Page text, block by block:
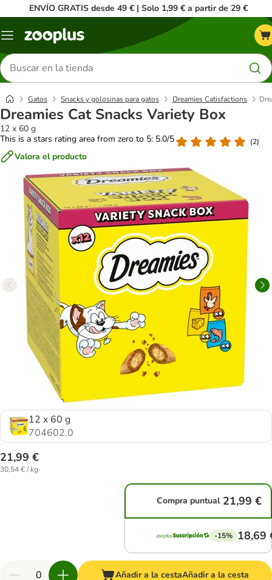
ENVÍO GRATIS desde 49 € | Solo 1,99 € a partir de 29 €
Menú
Buscar
productos
Gatos Snacks y golosinas para gatos Dreamies Catisfactions
Dreamies Cat Snacks Variety Box
12 x 60 g
This is a stars rating area from zero to 5: 5.0/5
(2)
Valora el producto
12 x 60 g
704602.0
21,99 €
30,54 € / kg
Compra puntual 21,99 €
-15% 18,69
Añadir a la cestaAñadir a la cesta